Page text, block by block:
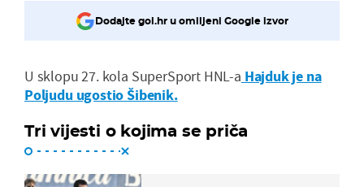
Dodajte gol.hr u omiljeni Google izvor
U sklopu 27. kola SuperSport HNL-a Hajduk je na
Poljudu ugostio Šibenik.
Tri vijesti o kojima se priča